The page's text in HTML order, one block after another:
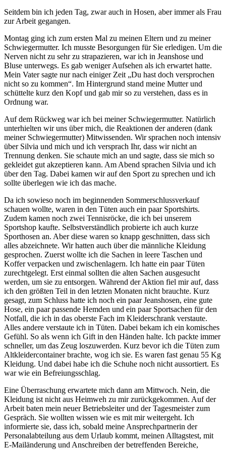
Seitdem bin ich jeden Tag, zwar auch in Hosen, aber immer als Frau
zur Arbeit gegangen.
Montag ging ich zum ersten Mal zu meinen Eltern und zu meiner
Schwiegermutter. Ich musste Besorgungen für Sie erledigen. Um die
Nerven nicht zu sehr zu strapazieren, war ich in Jeanshose und
Bluse unterwegs. Es gab weniger Aufsehen als ich erwartet hatte.
Mein Vater sagte nur nach einiger Zeit „Du hast doch versprochen
nicht so zu kommen“. Im Hintergrund stand meine Mutter und
schüttelte kurz den Kopf und gab mir so zu verstehen, dass es in
Ordnung war.
Auf dem Rückweg war ich bei meiner Schwiegermutter. Natürlich
unterhielten wir uns über mich, die Reaktionen der anderen (dank
meiner Schwiegermutter) Mitwissenden. Wir sprachen noch intensiv
über Silvia und mich und ich versprach Ihr, dass wir nicht an
Trennung denken. Sie schaute mich an und sagte, dass sie mich so
gekleidet gut akzeptieren kann. Am Abend sprachen Silvia und ich
über den Tag. Dabei kamen wir auf den Sport zu sprechen und ich
sollte überlegen wie ich das mache.
Da ich sowieso noch im beginnenden Sommerschlussverkauf
schauen wollte, waren in den Tüten auch ein paar Sportshirts.
Zudem kamen noch zwei Tennisröcke, die ich bei unserem
Sportshop kaufte. Selbstverständlich probierte ich auch kurze
Sporthosen an. Aber diese waren so knapp geschnitten, dass sich
alles abzeichnete. Wir hatten auch über die männliche Kleidung
gesprochen. Zuerst wollte ich die Sachen in leere Taschen und
Koffer verpacken und zwischenlagern. Ich hatte ein paar Tüten
zurechtgelegt. Erst einmal sollten die alten Sachen ausgesucht
werden, um sie zu entsorgen. Während der Aktion fiel mir auf, dass
ich den größten Teil in den letzten Monaten nicht brauchte. Kurz
gesagt, zum Schluss hatte ich noch ein paar Jeanshosen, eine gute
Hose, ein paar passende Hemden und ein paar Sportsachen für den
Notfall, die ich in das oberste Fach im Kleiderschrank verstaute.
Alles andere verstaute ich in Tüten. Dabei bekam ich ein komisches
Gefühl. So als wenn ich Gift in den Händen halte. Ich packte immer
schneller, um das Zeug loszuwerden. Kurz bevor ich die Tüten zum
Altkleidercontainer brachte, wog ich sie. Es waren fast genau 55 Kg
Kleidung. Und dabei habe ich die Schuhe noch nicht aussortiert. Es
war wie ein Befreiungsschlag.
Eine Überraschung erwartete mich dann am Mittwoch. Nein, die
Kleidung ist nicht aus Heimweh zu mir zurückgekommen. Auf der
Arbeit baten mein neuer Betriebsleiter und der Tagesmeister zum
Gespräch. Sie wollten wissen wie es mit mir weitergeht. Ich
informierte sie, dass ich, sobald meine Ansprechpartnerin der
Personalabteilung aus dem Urlaub kommt, meinen Alltagstest, mit
E-Mailänderung und Anschreiben der betreffenden Bereiche,